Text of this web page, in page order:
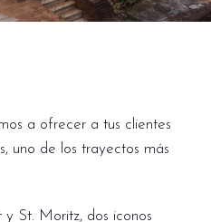
a ofrecer a tus clientes
uno de los trayectos más
St. Moritz, dos iconos